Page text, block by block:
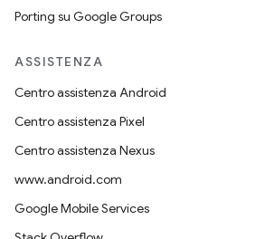
Porting su Google Groups
ASSISTENZA
Centro assistenza Android
Centro assistenza Pixel
Centro assistenza Nexus
www.android.com
Google Mobile Services